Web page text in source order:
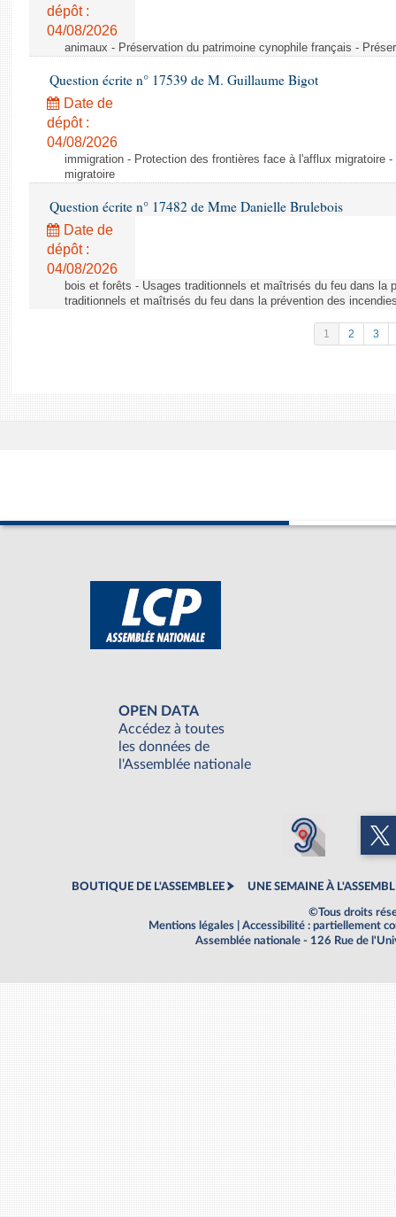
dépôt :
04/08/2026
animaux - Préservation du patrimoine cynophile français -
Question écrite n° 17539 de M. Guillaume Bigot
Date de
dépôt :
04/08/2026
immigration - Protection des frontières face à l'afflux migratoire
migratoire
Question écrite n° 17482 de Mme Danielle Brulebois
Date de
dépôt :
04/08/2026
bois et forêts - Usages traditionnels et maîtrisés du feu dans la
traditionnels et maîtrisés du feu dans la prévention des
1 2 3
OPEN DATA
Accédez à toutes
les données de
l'Assemblée nationale
BOUTIQUE DE L'ASSEMBLEE UNE SEMAINE À
©Tous droits
Mentions légales
Accessibilité : partiellement
Assemblée nationale - 126 Rue de